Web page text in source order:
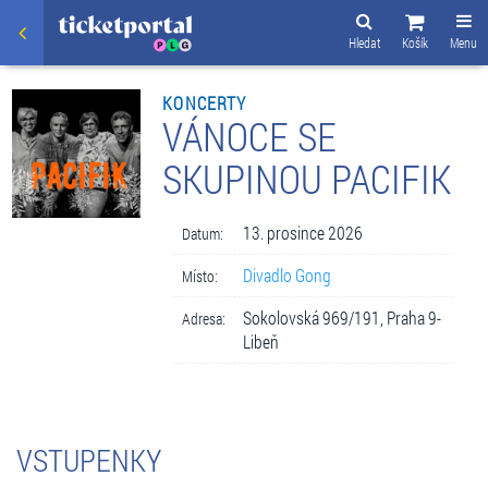
Menu
Košík
Hledat
KONCERTY
VÁNOCE SE
SKUPINOU PACIFIK
Datum: 13. prosince 2026
Místo: Divadlo Gong
Adresa:
Sokolovská 969/191, Praha 9-
Libeň
VSTUPENKY